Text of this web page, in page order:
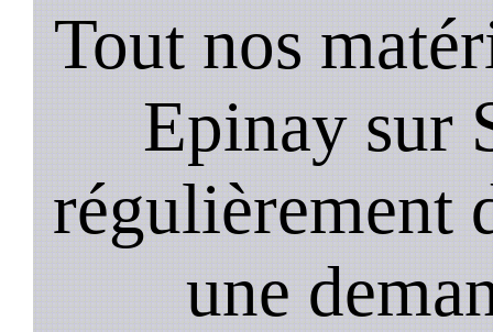
Tout nos
Epinay sur
régulièrement
une